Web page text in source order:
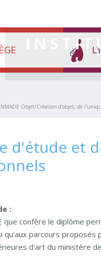
Objet/Création d'objet, de
d'étude et
:
que confère le diplôme
qu'aux parcours proposés
d'art du ministère